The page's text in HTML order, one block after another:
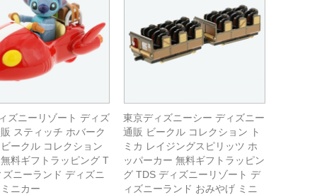
ズニーリゾート ディズ
スティッチ ホバーク
ークル コレクション
料ギフトラッピング T
ズニーランド ディズニ
ニカー
東京ディズニーシー ディズニー
通販 ビークル コレクション ト
ミカ レイジングスピリッツ ホ
ッパーカー 無料ギフトラッピン
グ TDS ディズニーリゾート デ
ィズニーランド おみやげ ミニ